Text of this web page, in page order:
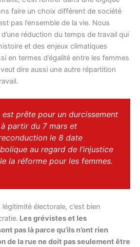
faire un choix différent de société
pas l’ensemble de la vie. Nous
réduction du temps de travail qui
et des enjeux climatiques
en termes d’égalité entre les femmes
dire aussi une autre répartition
est prête pour un durcissement
partir du 7 mars et
le 8 date
au regard de l’injustice
la réforme pour les femmes.
électorale, c’est bien
Les grévistes et les
pas là parce qu’ils n’ont rien
de la rue ne doit pas seulement être